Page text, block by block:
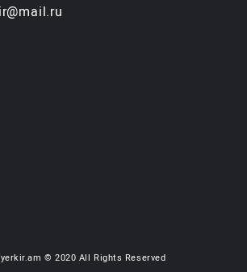
© 2020 All Rights Reserved